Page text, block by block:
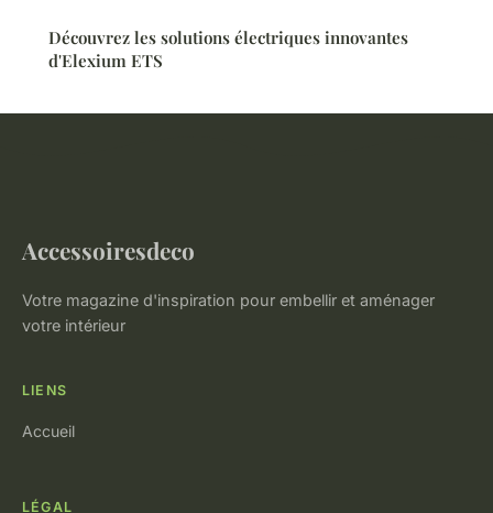
Découvrez les solutions électriques innovantes
d'Elexium ETS
Accessoiresdeco
Votre magazine d'inspiration pour embellir et aménager
votre intérieur
LIENS
Accueil
LÉGAL